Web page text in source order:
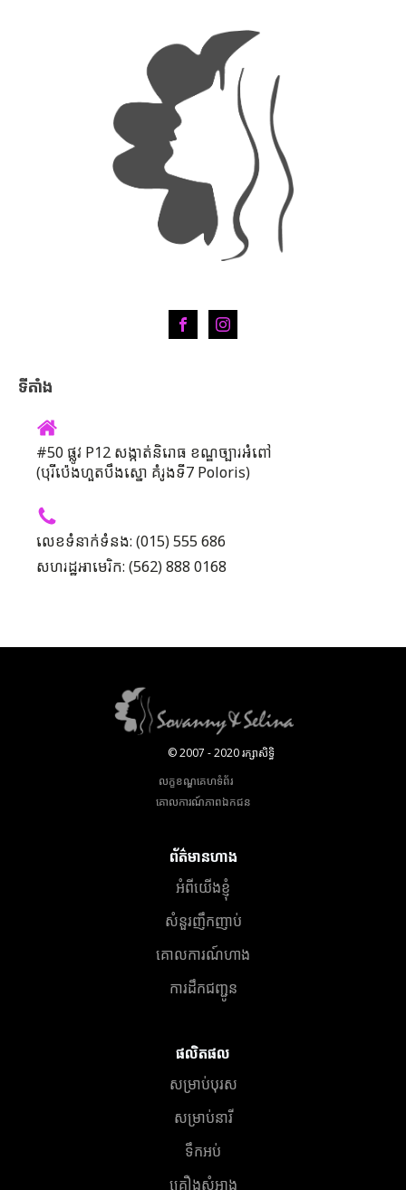
ទីតាំង
#50 ផ្លូវ P12 សង្កាត់និរោធ ខណ្ឌច្បារអំពៅ
(បុរីប៉េងហួតបឹងស្នោ គំរូងទី7 Poloris)
លេខទំនាក់ទំនង: (015) 555 686
សហរដ្ឋអាមេរិក: (562) 888 0168
© 2007 - 2020 រក្សាសិទ្ធិ
លក្ខខណ្ឌគេហទំព័រ
គោលការណ៍​ភាព​ឯកជន
ព័ត៌មានហាង
អំពីយើងខ្ញុំ
សំនួរញឹកញាប់
គោលការណ៍ហាង
ការដឹកជញ្ជូន
ផលិតផល
សម្រាប់បុរស
សម្រាប់នារី
ទឹកអប់
គ្រឿងសំអាង